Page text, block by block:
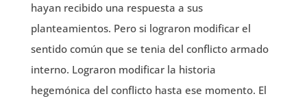
hayan recibido una respuesta a sus
planteamientos. Pero si lograron modificar el
sentido común que se tenia del conflicto armado
interno. Lograron modificar la historia
hegemónica del conflicto hasta ese momento. El